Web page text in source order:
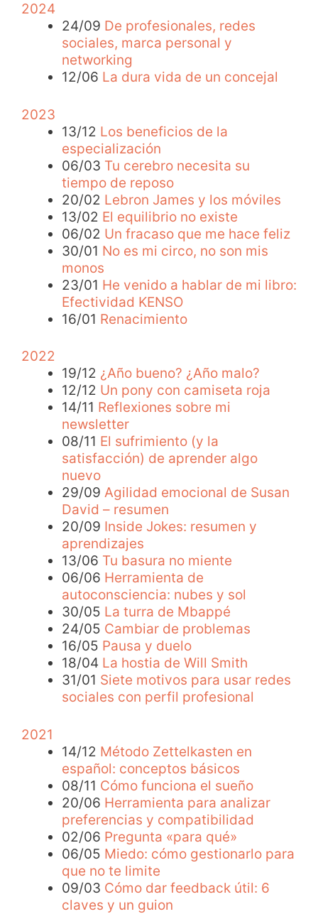
2024
24/09 De profesionales, redes
sociales, marca personal y
networking
12/06 La dura vida de un concejal
2023
13/12 Los beneficios de la
especialización
06/03 Tu cerebro necesita su
tiempo de reposo
20/02 Lebron James y los móviles
13/02 El equilibrio no existe
06/02 Un fracaso que me hace feliz
30/01 No es mi circo, no son mis
monos
23/01 He venido a hablar de mi libro:
Efectividad KENSO
16/01 Renacimiento
2022
19/12 ¿Año bueno? ¿Año malo?
12/12 Un pony con camiseta roja
14/11 Reflexiones sobre mi
newsletter
08/11 El sufrimiento (y la
satisfacción) de aprender algo
nuevo
29/09 Agilidad emocional de Susan
David – resumen
20/09 Inside Jokes: resumen y
aprendizajes
13/06 Tu basura no miente
06/06 Herramienta de
autoconsciencia: nubes y sol
30/05 La turra de Mbappé
24/05 Cambiar de problemas
16/05 Pausa y duelo
18/04 La hostia de Will Smith
31/01 Siete motivos para usar redes
sociales con perfil profesional
2021
14/12 Método Zettelkasten en
español: conceptos básicos
08/11 Cómo funciona el sueño
20/06 Herramienta para analizar
preferencias y compatibilidad
02/06 Pregunta «para qué»
06/05 Miedo: cómo gestionarlo para
que no te limite
09/03 Cómo dar feedback útil: 6
claves y un guion